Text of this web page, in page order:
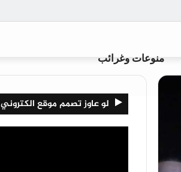
منوعات وغرائب
لو عاوز تصمم موقع الكتروني